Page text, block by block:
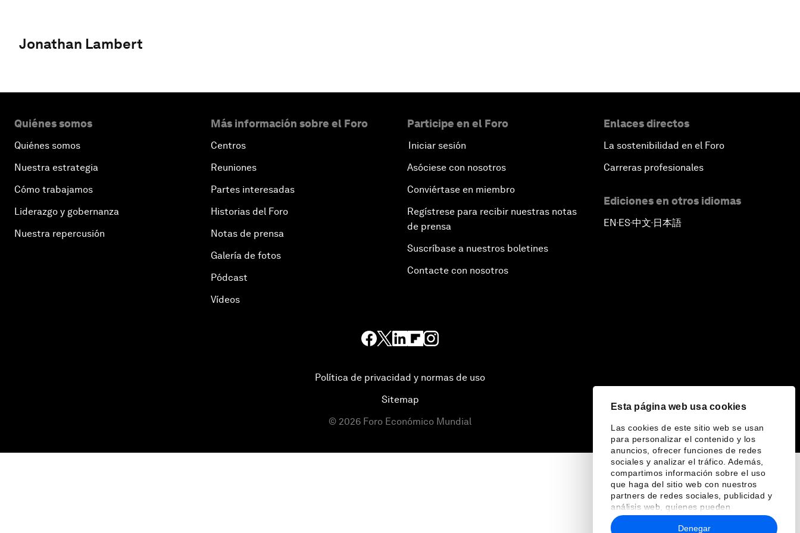
Esta página web usa cookies
Las cookies de este sitio web se usan
para personalizar el contenido y los
anuncios, ofrecer funciones de redes
sociales y analizar el tráfico. Además,
compartimos información sobre el uso
que haga del sitio web con nuestros
partners de redes sociales, publicidad y
análisis web, quienes pueden
combinarla con otra información que les
haya proporcionado o que hayan
Denegar
Jonathan Lambert
Quiénes somos
Quiénes somos
Nuestra estrategia
Cómo trabajamos
Liderazgo y gobernanza
Nuestra repercusión
Más información sobre el Foro
Centros
Reuniones
Partes interesadas
Historias del Foro
Notas de prensa
Galería de fotos
Pódcast
Vídeos
Participe en el Foro
Iniciar sesión
Asóciese con nosotros
Conviértase en miembro
Regístrese para recibir nuestras notas
de prensa
Suscríbase a nuestros boletines
Contacte con nosotros
Enlaces directos
La sostenibilidad en el Foro
Carreras profesionales
Ediciones en otros idiomas
EN▪ES▪中文▪ 日本語
Política de privacidad y normas de uso
Sitemap
© 2026 Foro Económico Mundial